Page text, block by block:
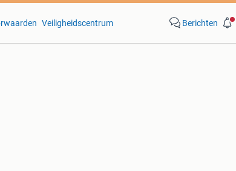
Veiligheidscentrum Berichten